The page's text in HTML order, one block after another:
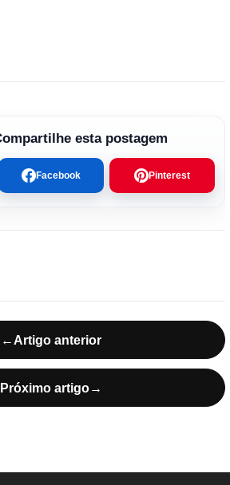
esta postagem
Facebook Pinterest
← Artigo anterior
Próximo artigo→